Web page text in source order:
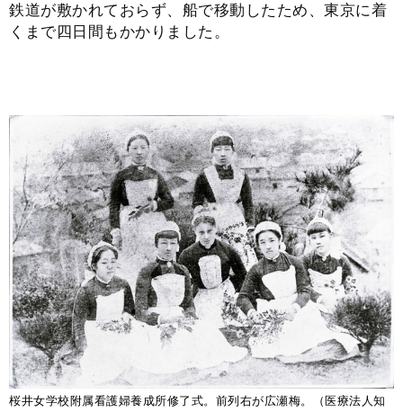
鉄道が敷かれておらず、船で移動したため、東京に着
くまで四日間もかかりました。
桜井女学校附属看護婦養成所修了式。前列右が広瀬梅。（医療法人知